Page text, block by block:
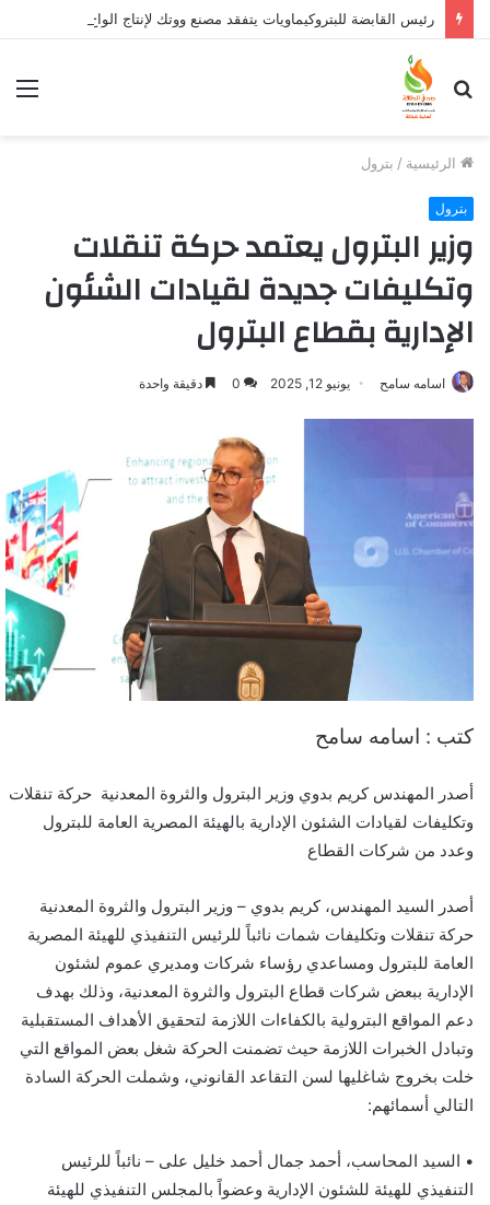
بحث
عن
الرئيسية / بترول
بترول
وزير البترول يعتمد حركة تنقلات
وتكليفات جديدة لقيادات الشئون
الإدارية بقطاع البترول
اسامه سامح يونيو 12, 2025 0 دقيقة واحدة
كتب : اسامه سامح
أصدر المهندس كريم بدوي وزير البترول والثروة المعدنية حركة تنقلات
وتكليفات لقيادات الشئون الإدارية بالهيئة المصرية العامة للبترول
وعدد من شركات القطاع
أصدر السيد المهندس، كريم بدوي – وزير البترول والثروة المعدنية
حركة تنقلات وتكليفات شمات نائباً للرئيس التنفيذي للهيئة المصرية
العامة للبترول ومساعدي رؤساء شركات ومديري عموم لشئون
الإدارية ببعض شركات قطاع البترول والثروة المعدنية، وذلك بهدف
دعم المواقع البترولية بالكفاءات اللازمة لتحقيق الأهداف المستقبلية
وتبادل الخبرات اللازمة حيث تضمنت الحركة شغل بعض المواقع التي
خلت بخروج شاغليها لسن التقاعد القانوني، وشملت الحركة السادة
التالي أسمائهم:
• السيد المحاسب، أحمد جمال أحمد خليل على – نائباً للرئيس
التنفيذي للهيئة للشئون الإدارية وعضواً بالمجلس التنفيذي للهيئة